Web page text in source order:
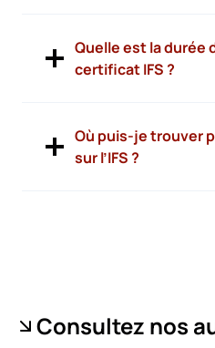
Quelle est la durée
certificat IFS ?
Où puis-je trouver
sur l’IFS ?
Consultez nos